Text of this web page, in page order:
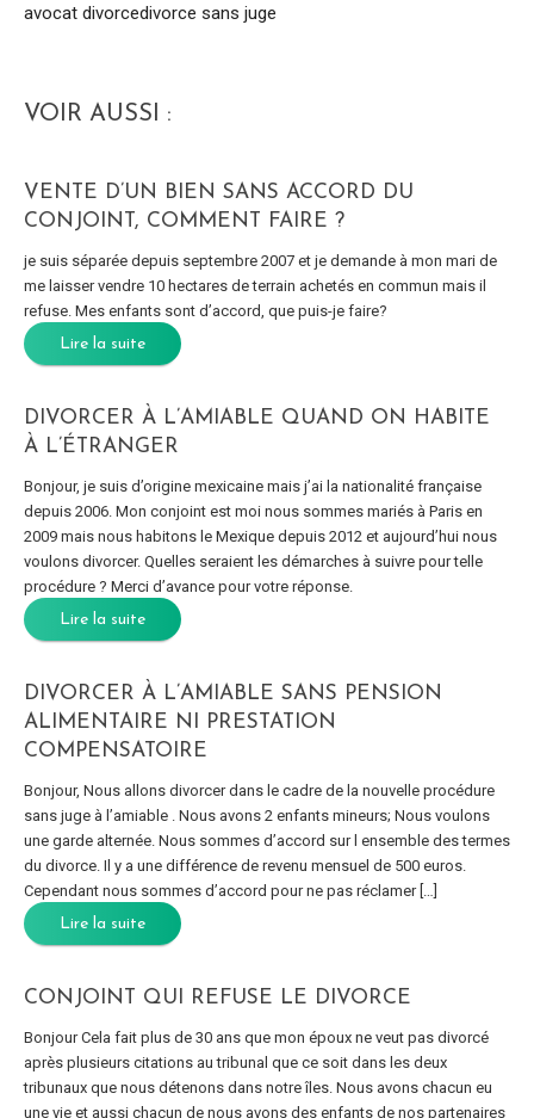
avocat divorcedivorce sans juge
VOIR AUSSI :
VENTE D’UN BIEN SANS ACCORD DU
CONJOINT, COMMENT FAIRE ?
je suis séparée depuis septembre 2007 et je demande à mon mari de
me laisser vendre 10 hectares de terrain achetés en commun mais il
refuse. Mes enfants sont d’accord, que puis-je faire?
Lire la suite
DIVORCER À L’AMIABLE QUAND ON HABITE
À L’ÉTRANGER
Bonjour, je suis d’origine mexicaine mais j’ai la nationalité française
depuis 2006. Mon conjoint est moi nous sommes mariés à Paris en
2009 mais nous habitons le Mexique depuis 2012 et aujourd’hui nous
voulons divorcer. Quelles seraient les démarches à suivre pour telle
procédure ? Merci d’avance pour votre réponse.
Lire la suite
DIVORCER À L’AMIABLE SANS PENSION
ALIMENTAIRE NI PRESTATION
COMPENSATOIRE
Bonjour, Nous allons divorcer dans le cadre de la nouvelle procédure
sans juge à l’amiable . Nous avons 2 enfants mineurs; Nous voulons
une garde alternée. Nous sommes d’accord sur l ensemble des termes
du divorce. Il y a une différence de revenu mensuel de 500 euros.
Cependant nous sommes d’accord pour ne pas réclamer […]
Lire la suite
CONJOINT QUI REFUSE LE DIVORCE
Bonjour Cela fait plus de 30 ans que mon époux ne veut pas divorcé
après plusieurs citations au tribunal que ce soit dans les deux
tribunaux que nous détenons dans notre îles. Nous avons chacun eu
une vie et aussi chacun de nous avons des enfants de nos partenaires